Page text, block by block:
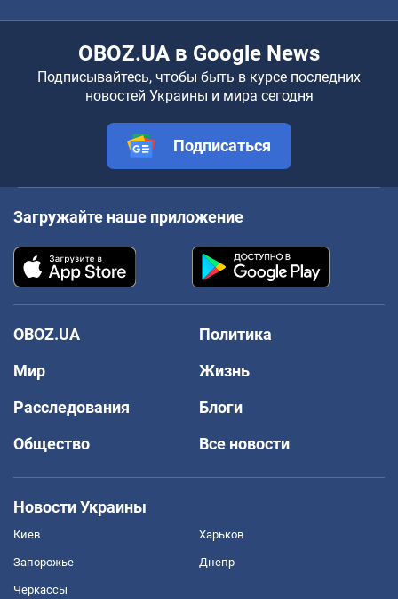
OBOZ.UA в Google News
Подписывайтесь, чтобы быть в курсе последних
новостей Украины и мира сегодня
Подписаться
Загружайте наше приложение
OBOZ.UA
Политика
Мир
Жизнь
Расследования
Блоги
Общество
Все новости
Новости Украины
Киев Харьков
Запорожье Днепр
Черкассы